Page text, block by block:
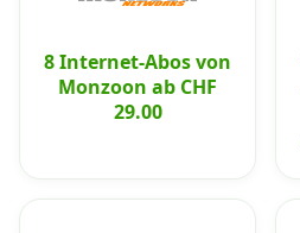
8 Internet-Abos von
Monzoon ab CHF
29.00